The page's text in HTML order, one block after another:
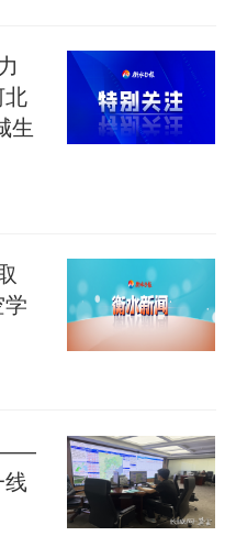
立政策宣讲专区，
、面对面答疑等形
好就业创业环境，
北
生
学
线